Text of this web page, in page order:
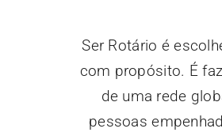
Ser Rotário é
com propósito. É
de uma rede
pessoas